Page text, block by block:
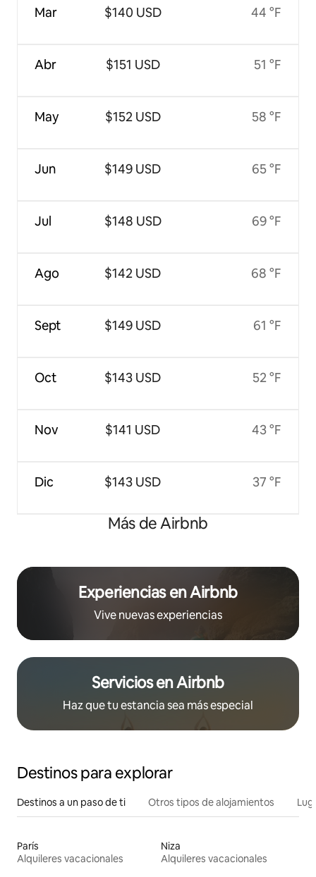
Mar
Abr
May
Jun
Jul
Ago
Sept
Oct
Nov
Dic
$140 USD
$151 USD
$152 USD
$149 USD
$148 USD
$142 USD
$149 USD
$143 USD
$141 USD
$143 USD
44 °F
51 °F
58 °F
65 °F
69 °F
68 °F
61 °F
52 °F
43 °F
37 °F
Más de Airbnb
Experiencias en Airbnb
Vive nuevas experiencias
Servicios en Airbnb
Haz que tu estancia sea más especial
Destinos para explorar
Destinos a un paso de ti Otros tipos de alojamientos
París
Alquileres vacacionales
Niza
Alquileres vacacionales